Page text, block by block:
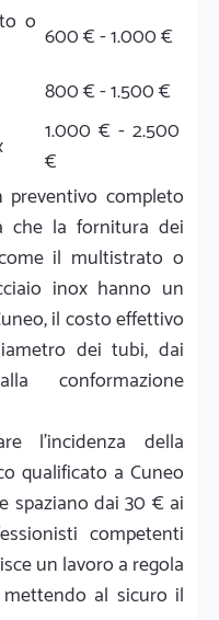
o 600 € - 1.000 €
800 € - 1.500 €
1.000 € - 2.500
€
completo
che la fornitura dei
il multistrato o
inox hanno un
il costo effettivo
dei tubi, dai
conformazione
l'incidenza della
qualificato a Cuneo
spaziano dai 30 € ai
competenti
un lavoro a regola
al sicuro il